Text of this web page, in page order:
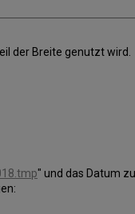
der Breite genutzt wird.
" und das Datum